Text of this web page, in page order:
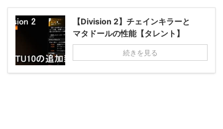
【Division 2】チェインキラーと
マタドールの性能【タレント】
続きを見る